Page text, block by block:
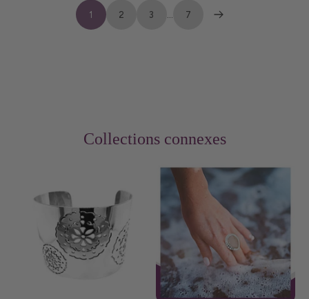
1 2 3 7
Collections connexes